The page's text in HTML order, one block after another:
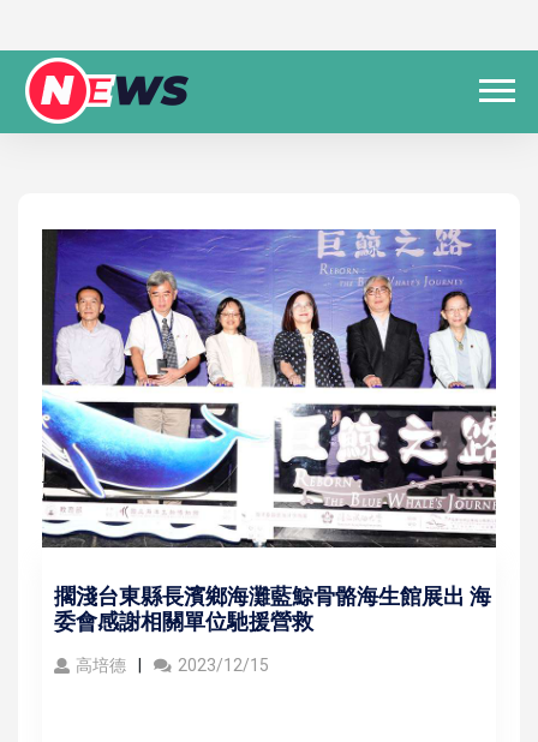
擱淺台東縣長濱鄉海灘藍鯨骨骼海生館展出 海
委會感謝相關單位馳援營救
高培德 2023/12/15